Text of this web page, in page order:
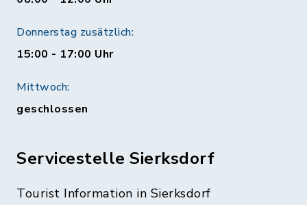
Donnerstag zusätzlich:
15:00 - 17:00 Uhr
Mittwoch:
geschlossen
Servicestelle Sierksdorf
Tourist Information in Sierksdorf